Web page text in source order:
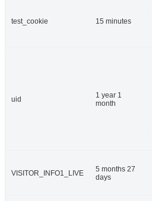
test_cookie 15 minutes
uid
1 year 1
month
VISITOR_INFO1_LIVE
5 months 27
days